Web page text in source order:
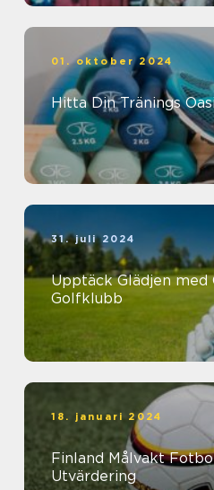
01. oktober 2024
Hitta Din Tränings
31. juli 2024
Upptäck Glädjen med
Golfklubb
18. januari 2024
Finland Målvakt Fotboll En
Utvärdering